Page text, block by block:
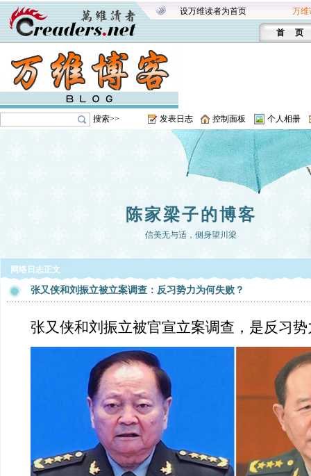
设万维读者为首页 万维
首 页
搜索>> 发表日志 控制面板 个人相册
陈家梁子的博客
信美无与适，侧身望川梁
网络日志正文
张又侠和刘振立被立案调查：反习势力为何失败？
张又侠和刘振立被官宣立案调查，是反习